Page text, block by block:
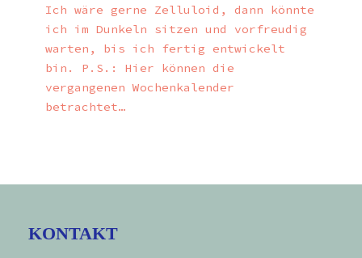
Ich wäre gerne Zelluloid, dann könnte
ich im Dunkeln sitzen und vorfreudig
warten, bis ich fertig entwickelt
bin. P.S.: Hier können die
vergangenen Wochenkalender
betrachtet…
KONTAKT